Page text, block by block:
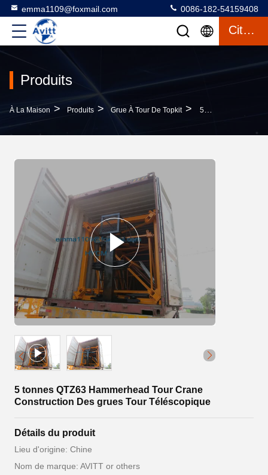
emma1109@foxmail.com 0086-182-54159408
Citation
Produits
À La Maison > Produits > Grue À Tour De Topkit > 5 Tonnes QTZ63 Hammerhead Tour Crane Construction Des Grues Tour Téléscopique
5 tonnes QTZ63 Hammerhead Tour Crane
Construction Des grues Tour Téléscopique
Détails du produit
Lieu d'origine: Chine
Nom de marque: AVITT or others